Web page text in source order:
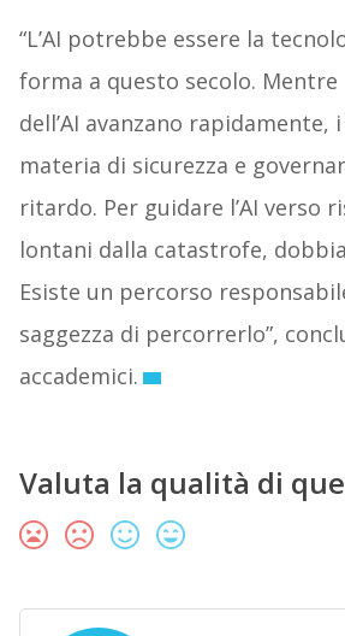
“L’AI potrebbe essere la
forma a questo secolo. Mentre
dell’AI avanzano rapidamente,
materia di sicurezza e
ritardo. Per guidare l’AI verso
lontani dalla catastrofe,
Esiste un percorso
saggezza di percorrerlo”,
accademici.
Valuta la qualità di